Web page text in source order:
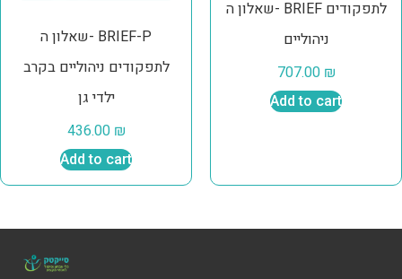
שאלון ה- BRIEF-P
לתפקודים ניהוליים בקרב
ילדי גן
436.00 ₪
Add to cart
שאלון ה- BRIEF לתפקודים
ניהוליים
707.00 ₪
Add to cart